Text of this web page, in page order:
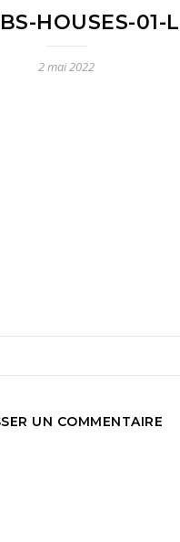
HOUSES-01-L
2 mai 2022
UN COMMENTAIRE